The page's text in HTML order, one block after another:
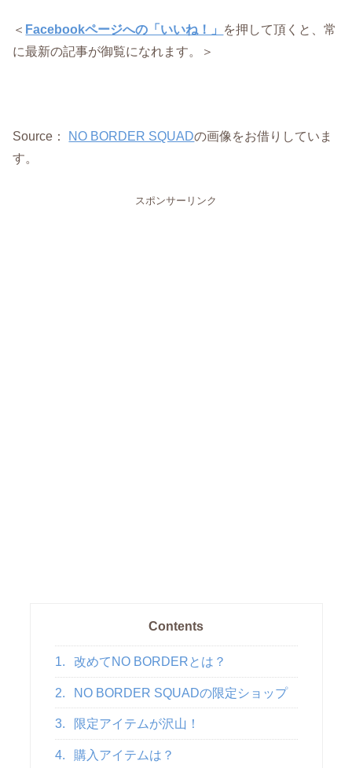
＜ Facebookページへの「いいね！」 を押して頂くと、常
に最新の記事が御覧になれます。＞
Source： NO BORDER SQUADの画像をお借りしていま
す。
スポンサーリンク
Contents
1. 改めてNO BORDERとは？
2. NO BORDER SQUADの限定ショップ
3. 限定アイテムが沢山！
4. 購入アイテムは？